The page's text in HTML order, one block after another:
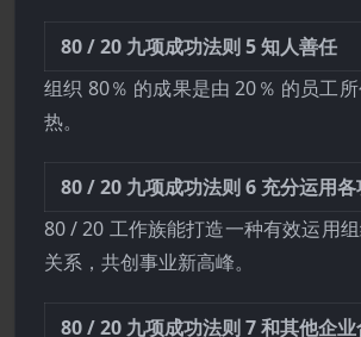
80 / 20 九项成功法则 5知人善任
组织 80％ 的成果是由 20％ 的员工
热。
80 / 20 九项成功法则 6 充分运用
80 / 20 工作族能打造一种有效运用
关系，共创事业新高峰。
80 / 20 九项成功法则 7和其他企